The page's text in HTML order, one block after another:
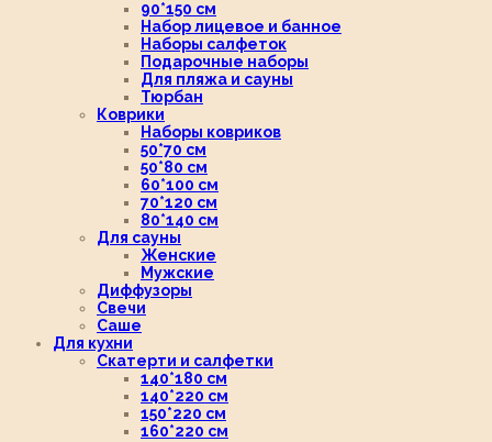
90*150 см
Набор лицевое и банное
Наборы салфеток
Подарочные наборы
Для пляжа и сауны
Тюрбан
Коврики
Наборы ковриков
50*70 см
50*80 см
60*100 см
70*120 см
80*140 см
Для сауны
Женские
Мужские
Диффузоры
Свечи
Саше
Для кухни
Скатерти и салфетки
140*180 см
140*220 см
150*220 см
160*220 см